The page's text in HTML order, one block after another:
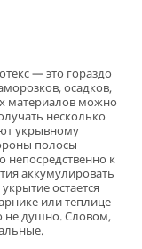
— это гораздо
осадков,
материалов можно
несколько
укрывному
полосы
непосредственно к
аккумулировать
остается
или теплице
не душно. Словом,